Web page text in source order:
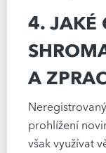
4. JAKÉ
A
prohlížení
však využívat